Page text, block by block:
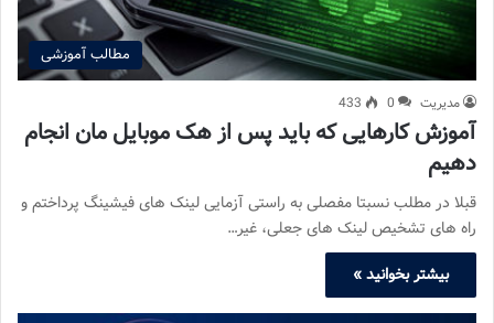
مطالب آموزشی
مدیریت 0
433
آموزش کارهایی که باید پس از هک موبایل مان انجام
دهیم
قبلا در مطلب نسبتا مفصلی به راستی آزمایی لینک های فیشینگ پرداختم و
راه های تشخیص لینک های جعلی، غیر…
بیشتر بخوانید »